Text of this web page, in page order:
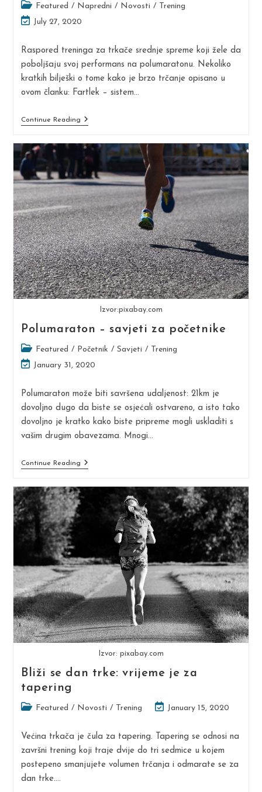
Post
category:
Featured / Napredni / Novosti / Trening
Post
modified:
July 27, 2020
Raspored treninga za trkače srednje spreme koji žele da
poboljšaju svoj performans na polumaratonu. Nekoliko
kratkih bilješki o tome kako je brzo trčanje opisano u
ovom članku: Fartlek – sistem…
Continue ReadingPolumaratonski
Program
Trkače
Srednje
Izvor:pixabay.com
Polumaraton – savjeti za početnike
Post
category:
Featured / Početnik / Savjeti / Trening
Post
modified:
January 31, 2020
Polumaraton može biti savršena udaljenost: 21km je
dovoljno dugo da biste se osjećali ostvareno, a isto tako
dovoljno je kratko kako biste pripreme mogli uskladiti s
vašim drugim obavezama. Mnogi…
Continue ReadingPolumaraton
–
Za
Početnike
Izvor: pixabay.com
Bliži se dan trke: vrijeme je za
tapering
PostFeatured / Novosti / Trening
Post
modified:
January 15, 2020
Većina trkača je čula za tapering. Tapering se odnosi na
završni trening koji traje dvije do tri sedmice u kojem
postepeno smanjujete volumen trčanja i odmarate se za
dan trke.…